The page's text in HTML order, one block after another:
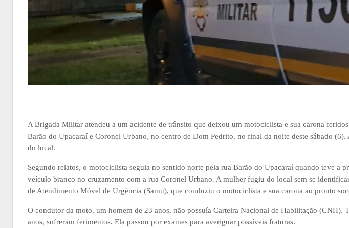
A Brigada Militar atendeu a um acidente de trânsito que deixou um motociclista e sua carona
Barão do Upacaraí e Coronel Urbano, no centro de Dom Pedrito, no final da noite deste sábado
do local.
Segundo relatos, o motociclista seguia no sentido norte pela rua Barão do Upacaraí quando teve a
veículo branco no cruzamento com a rua Coronel Urbano. A mulher fugiu do local sem se
de Atendimento Móvel de Urgência (Samu), que conduziu o motociclista e sua carona ao pronto
O condutor da moto, um homem de 23 anos, não possuía Carteira Nacional de Habilitação (CNH).
anos, sofreram ferimentos. Ela passou por exames para averiguar possíveis fraturas.